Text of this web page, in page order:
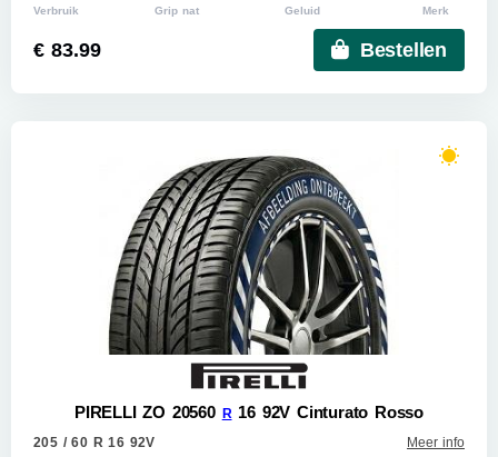
Verbruik Grip nat Geluid Merk
€ 83.99 Bestellen
PIRELLI ZO 20560 R16 92V Cinturato Rosso
205 / 60 R 16 92V Meer info